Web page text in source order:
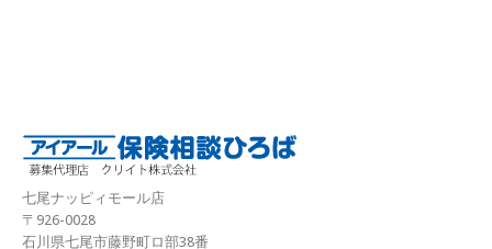
七尾ナッピィモール店
〒926-0028
石川県七尾市藤野町ロ部38番